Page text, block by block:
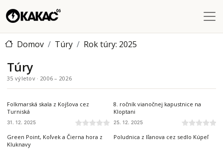
Domov Túry Rok túry: 2025
Túry
35 výletov · 2006 – 2026
VOLOVSKÉ VRCHY
Folkmarská skala z Kojšova cez
Turniská
31. 12. 2025
VOLOVSKÉ VRCHY
8. ročník vianočnej kapustnice na
Kloptani
25. 12. 2025
ČIERNA HORA
Green Point, Koľvek a Čierna hora z
Kluknavy
NÍZKE TATRY
Poludnica z Iľanova cez sedlo Kúpeľ